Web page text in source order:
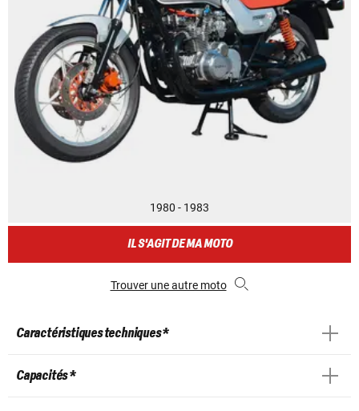
1980 - 1983
IL S'AGIT DE MA MOTO
Trouver une autre moto
Caractéristiques techniques *
Capacités *